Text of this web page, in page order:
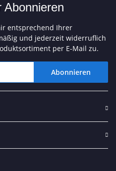
Abonnieren
entsprechend Ihrer
und jederzeit widerruflich
per E-Mail zu.
Abonnieren